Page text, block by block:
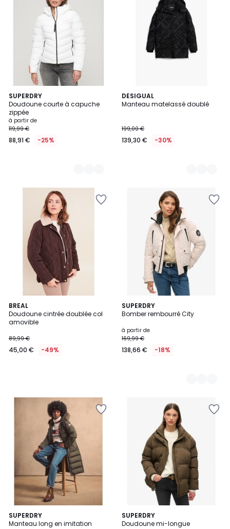
SUPERDRY
Doudoune courte à capuche
zippée
à partir de
119,99 €
88,91 € -25%
2
Couleurs
DESIGUAL
Manteau matelassé doublé
199,00 €
139,30 € -30%
2
Couleurs
BREAL
Doudoune cintrée doublée col
amovible
89,99 €
45,00 € -49%
SUPERDRY
Bomber rembourré City
à partir de
169,99 €
138,66 € -18%
2
Couleurs
SUPERDRY
Manteau long en imitation
3
Couleurs
SUPERDRY
Doudoune mi-longue
2
Couleurs